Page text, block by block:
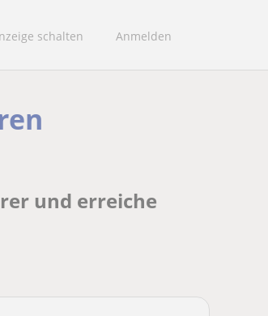
schalten Anmelden
und erreiche